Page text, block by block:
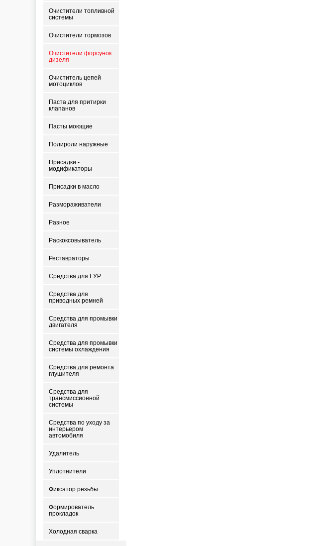
Очистители топливной
системы
Очистители тормозов
Очистители форсунок
дизеля
Очиститель цепей
мотоциклов
Паста для притирки
клапанов
Пасты моющие
Полироли наружные
Присадки -
модификаторы
Присадки в масло
Размораживатели
Разное
Раскоксовыватель
Реставраторы
Средства для ГУР
Средства для
приводных ремней
Средства для промывки
двигателя
Средства для промывки
системы охлаждения
Средства для ремонта
глушителя
Средства для
трансмиссионной
системы
Средства по уходу за
интерьером
автомобиля
Удалитель
Уплотнители
Фиксатор резьбы
Формирователь
прокладок
Холодная сварка